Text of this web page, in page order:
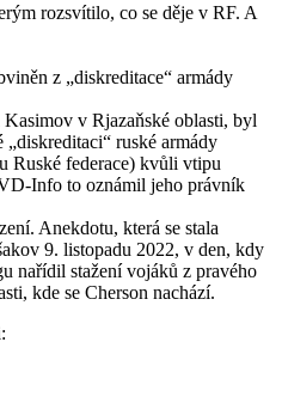
rozsvítilo, co se děje v RF. A
z „diskreditace“ armády
v Rjazaňské oblasti, byl
ruské armády
Ruské federace) kvůli vtipu
Info to oznámil jeho právník
Anekdotu, která se stala
9. listopadu 2022, v den, kdy
nařídil stažení vojáků z pravého
kde se Cherson nachází.